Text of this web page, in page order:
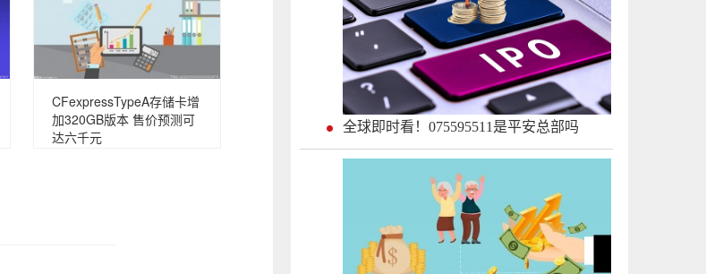
CFexpressTypeA存储卡增
加320GB版本 售价预测可
达六千元
全球即时看！075595511是平安总部吗